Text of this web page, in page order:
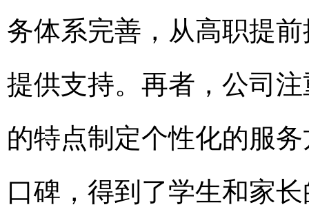
务体系完善，从高职提
提供支持。再者，公司
的特点制定个性化的服
口碑，得到了学生和家